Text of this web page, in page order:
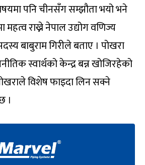
पनि चीनसँग सम्झौता भयो भने
महत्व राख्ने नेपाल उद्योग वणिज्य
बाबुराम गिरीले बताए । पोखरा
स्वार्थको केन्द्र बन्न खोजिरहेको
विशेष फाइदा लिन सक्ने
।